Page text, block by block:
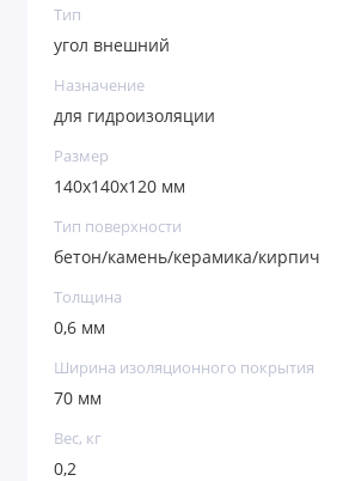
Тип
угол внешний
Назначение
для гидроизоляции
Размер
140х140х120 мм
Тип поверхности
бетон/камень/керамика/кирпич
Толщина
0,6 мм
Ширина изоляционного покрытия
70 мм
Вес, кг
0,2